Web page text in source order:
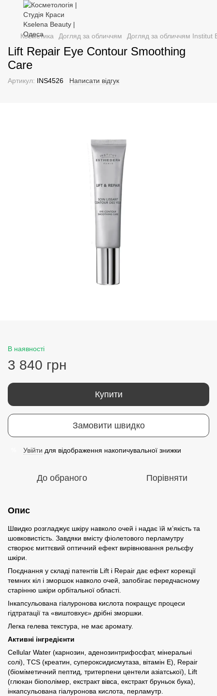
Косметика Догляд за обличчям Догляд за обличчям Institut
Lift Repair Eye Contour Smoothing
Care
Артикул: INS4526 Написати відгук
В наявності
3 840 грн
Купити
Замовити швидко
Увійти для відображення накопичувальної знижки
До обраного Порівняти
Опис
Швидко розгладжує шкіру навколо очей і надає їй м’якість та
шовковистість. Завдяки вмісту фіолетового перламутру
створює миттєвий оптичний ефект вирівнювання рельєфу
шкіри.
Поєднання у складі патентів Lift і Repair дає ефект корекції
темних кіл і зморшок навколо очей, запобігає передчасному
старінню шкіри орбітальної області.
Інкапсульована гіалуронова кислота покращує процеси
гідтратації та «виштовхує» дрібні зморшки.
Легка гелева текстура, не має аромату.
Активні інгредієнти
Cellular Water (карнозин, аденозинтрифосфат, мінеральні
солі), TCS (креатин, супероксидисмутаза, вітамін Е), Repair
(біоміметичний пептид, тритерпени центели азіатської), Lift
(глюкан біополімер, екстракт вівса, екстракт бруньок бука),
інкапсульована гіалуронова кислота, перламутр.